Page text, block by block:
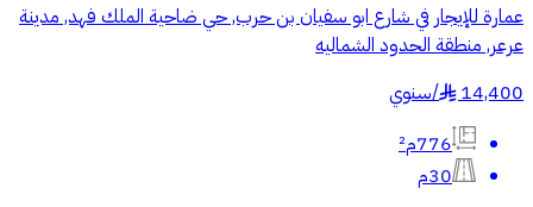
عمارة للإيجار في شارع ابو سفيان بن حرب, حي ضاحية الملك فهد, مدينة
عرعر, منطقة الحدود الشماليه
14,400
§
/سنوي
776م²
30م